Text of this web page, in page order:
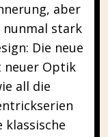
aber
nunmal stark
Die neue
neuer Optik
all die